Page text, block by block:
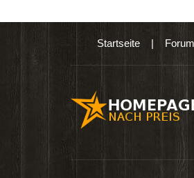
Startseite| Forum
Produkten wie Ebooks &